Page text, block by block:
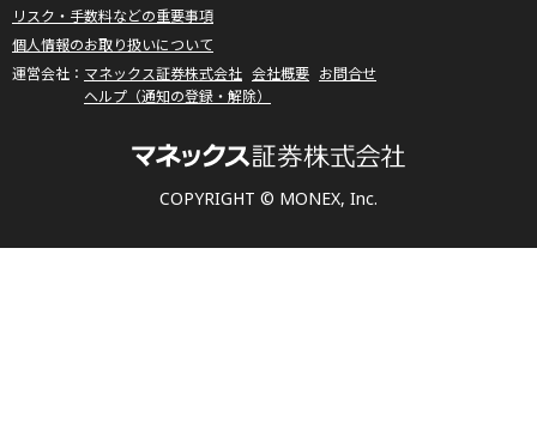
COPYRIGHT © MONEX, Inc.
リスク・手数料などの重要事項
個人情報のお取り扱いについて
マネックス証券株式会社 会社概要 お問合せ
ヘルプ（通知の登録・解除）